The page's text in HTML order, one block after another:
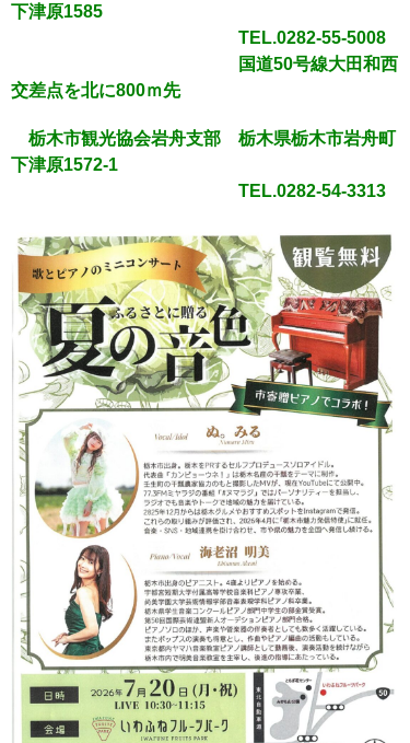
下津原1585
TEL.0282-55-5008
国道50号線大田和西
交差点を北に800ｍ先
栃木市観光協会岩舟支部
栃木県栃木市岩舟町
下津原1572-1
TEL.0282-54-3313